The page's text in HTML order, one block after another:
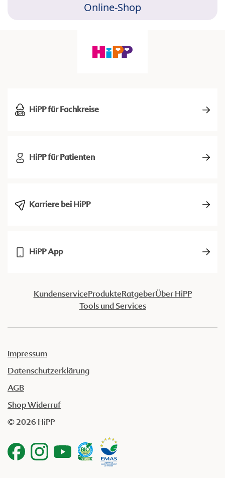
Online-Shop
HiPP für Fachkreise
HiPP für Patienten
Karriere bei HiPP
HiPP App
KundenserviceProdukteRatgeberÜber HiPP
Tools und Services
Impressum
Datenschutzerklärung
AGB
Shop Widerruf
© 2026 HiPP